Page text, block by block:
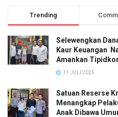
Trending
Selewengkan
Kaur Keuangan
Amankan
11 JULI 2025
Satuan Reserse
Menangkap
Anak Dibawa